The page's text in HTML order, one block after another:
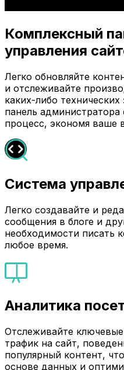
Комплексный
управления
Легко обновляйте
и отслеживайте
каких-либо
панель
процесс, экономя ваше
Система
Легко создавайте и
сообщения в блоге и
необходимости писать
любое время.
Аналитика
Отслеживайте ключевые
трафик на сайт,
популярный контент,
основе данных и